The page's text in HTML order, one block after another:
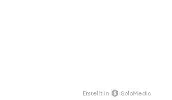
Erstellt in SoloMedia